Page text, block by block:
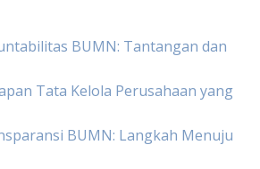
BUMN: Tantangan dan
Tata Kelola Perusahaan yang
BUMN: Langkah Menuju